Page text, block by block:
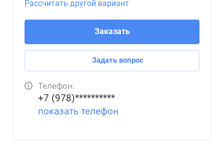
Рассчитать другой вариант
Заказать
Задать вопрос
Телефон:
+7 (978)**********
показать телефон